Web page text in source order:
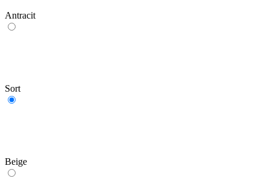
Antracit
Sort
Beige